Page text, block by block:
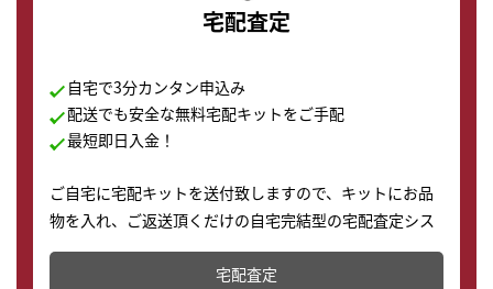
宅配査定
自宅で3分カンタン申込み
配送でも安全な無料宅配キットをご手配
最短即日入金！
ご自宅に宅配キットを送付致しますので、キットにお品
物を入れ、ご返送頂くだけの自宅完結型の宅配査定シス
テムです。
配送でも簡単&安全に査定・買取に出すことが可能で
宅配査定